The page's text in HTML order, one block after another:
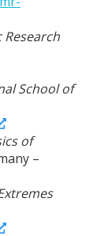
School of
of
–